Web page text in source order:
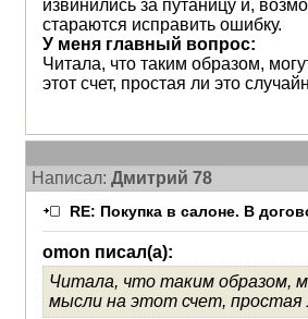
извинились за путаницу и,
стараются исправить ошибку.
У меня главный вопрос:
Читала, что таким образом,
этот счет, простая ли это
Написал: Дмитрий 78
RE: Покупка в салоне. В
omon писал(а):
Читала, что таким образом,
мысли на этот счет, простая